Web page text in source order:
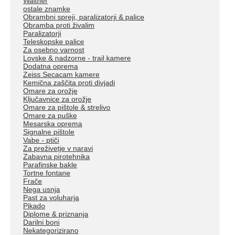
ostale znamke
Obrambni spreji, paralizatorji & palice
Obramba proti živalim
Paralizatorji
Teleskopske palice
Za osebno varnost
Lovske & nadzorne - trail kamere
Dodatna oprema
Zeiss Secacam kamere
Kemična zaščita proti divjadi
Omare za orožje
Ključavnice za orožje
Omare za pištole & strelivo
Omare za puške
Mesarska oprema
Signalne pištole
Vabe - ptiči
Za preživetje v naravi
Zabavna pirotehnika
Parafinske bakle
Tortne fontane
Frače
Nega usnja
Past za voluharja
Pikado
Diplome & priznanja
Darilni boni
Nekategorizirano